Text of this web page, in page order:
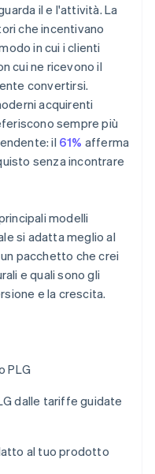
il e l'attività. La
che incentivano
in cui i clienti
cui ne ricevono il
convertirsi.
acquirenti
sempre più
il 61% afferma
senza incontrare
modelli
si adatta meglio al
pacchetto che crei
e quali sono gli
e la crescita.
PLG
dalle tariffe guidate
al tuo prodotto